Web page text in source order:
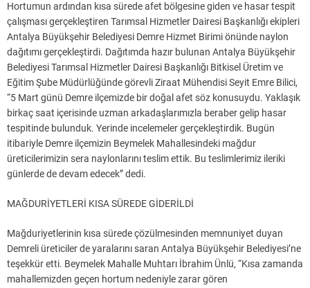
Hortumun ardından kısa sürede afet bölgesine giden ve hasar tespit
çalışması gerçekleştiren Tarımsal Hizmetler Dairesi Başkanlığı ekipleri
Antalya Büyükşehir Belediyesi Demre Hizmet Birimi önünde naylon
dağıtımı gerçekleştirdi. Dağıtımda hazır bulunan Antalya Büyükşehir
Belediyesi Tarımsal Hizmetler Dairesi Başkanlığı Bitkisel Üretim ve
Eğitim Şube Müdürlüğünde görevli Ziraat Mühendisi Seyit Emre Bilici,
“5 Mart günü Demre ilçemizde bir doğal afet söz konusuydu. Yaklaşık
birkaç saat içerisinde uzman arkadaşlarımızla beraber gelip hasar
tespitinde bulunduk. Yerinde incelemeler gerçekleştirdik. Bugün
itibariyle Demre ilçemizin Beymelek Mahallesindeki mağdur
üreticilerimizin sera naylonlarını teslim ettik. Bu teslimlerimiz ileriki
günlerde de devam edecek” dedi.
MAĞDURİYETLERİ KISA SÜREDE GİDERİLDİ
Mağduriyetlerinin kısa sürede çözülmesinden memnuniyet duyan
Demreli üreticiler de yaralarını saran Antalya Büyükşehir Belediyesi’ne
teşekkür etti. Beymelek Mahalle Muhtarı İbrahim Ünlü, “Kısa zamanda
mahallemizden geçen hortum nedeniyle zarar gören